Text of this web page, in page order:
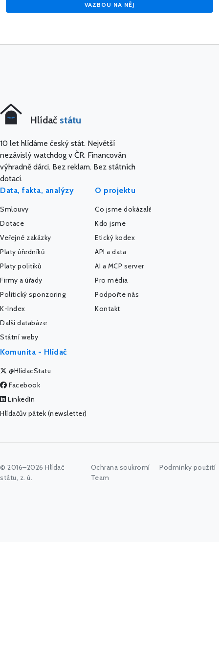
VAZBOU NA NĚJ
Hlídač státu
10 let hlídáme český stát. Největší
nezávislý watchdog v ČR. Financován
výhradně dárci. Bez reklam. Bez státních
dotací.
Data, fakta, analýzy
Smlouvy
Dotace
Veřejné zakázky
Platy úředníků
Platy politiků
Firmy a úřady
Politický sponzoring
K-Index
Další databáze
Státní weby
O projektu
Co jsme dokázali!
Kdo jsme
Etický kodex
API a data
AI a MCP server
Pro média
Podpořte nás
Kontakt
Komunita - Hlídač
@HlidacStatu
Facebook
LinkedIn
Hlídačův pátek (newsletter)
© 2016–2026 Hlídač
státu, z. ú.
Ochrana soukromí
Podmínky použití
Team